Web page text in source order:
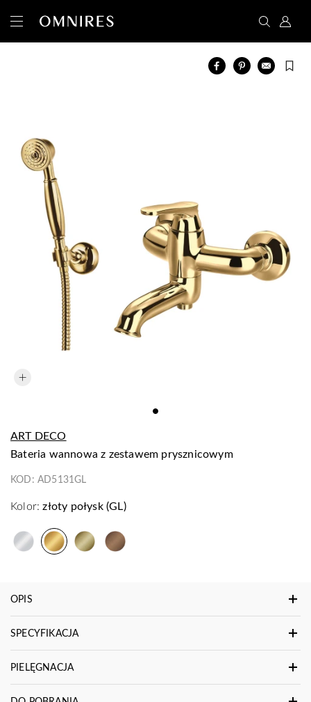
ART DECO
bateria wannowa z zestawem prysznicowym
KOD: AD5131GL
Kolor: złoty połysk (GL)
OPIS
SPECYFIKACJA
PIELĘGNACJA